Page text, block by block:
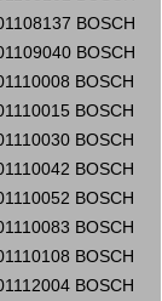
BOSCH
BOSCH
BOSCH
BOSCH
BOSCH
BOSCH
BOSCH
BOSCH
BOSCH
BOSCH